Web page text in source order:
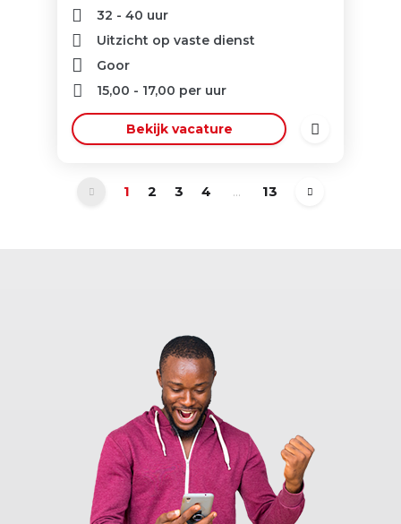
32 - 40 uur
Uitzicht op vaste dienst
Goor
15,00 - 17,00 per uur
Bekijk vacature
1 2 3 4 ... 13